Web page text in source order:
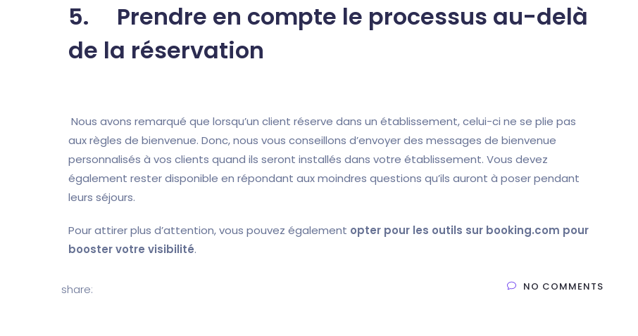
5. Prendre en compte le processus au-delà
de la réservation
Nous avons remarqué que lorsqu’un client réserve dans un établissement, celui-ci ne se plie pas
aux règles de bienvenue. Donc, nous vous conseillons d’envoyer des messages de bienvenue
personnalisés à vos clients quand ils seront installés dans votre établissement. Vous devez
également rester disponible en répondant aux moindres questions qu’ils auront à poser pendant
leurs séjours.
Pour attirer plus d’attention, vous pouvez également opter pour les outils sur booking.com pour
booster votre visibilité.
share: NO COMMENTS